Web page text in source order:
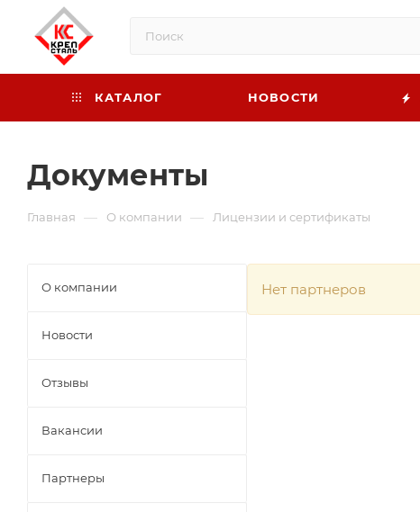
КАТАЛОГ НОВОСТИ
Документы
Главная — О компании — Лицензии и сертификаты
Нет партнеров
О компании
Новости
Отзывы
Вакансии
Партнеры